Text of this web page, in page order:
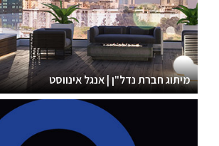
מיתוג חברת נדל"ן | אנגל אינווסט